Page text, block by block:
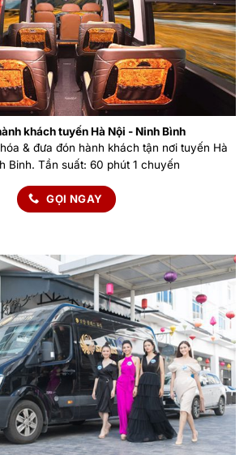
khách tuyến Hà Nội - Ninh Bình
& đưa đón hành khách tận nơi tuyến Hà
Binh. Tần suất: 60 phút 1 chuyến
GỌI NGAY